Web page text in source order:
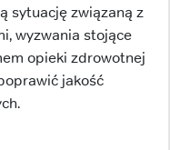
sytuację związaną z
wyzwania stojące
opieki zdrowotnej
jakość